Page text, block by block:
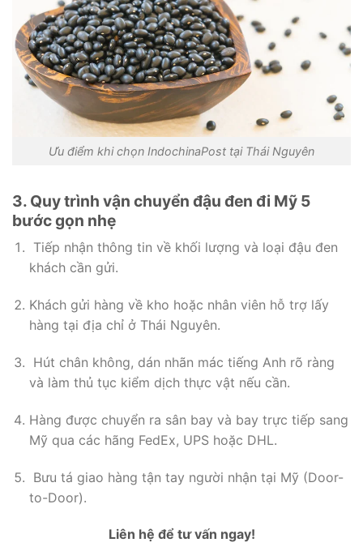
Ưu điểm khi chọn IndochinaPost tại Thái Nguyên
3. Quy trình vận chuyển đậu đen đi Mỹ 5
bước gọn nhẹ
Tiếp nhận thông tin về khối lượng và loại đậu đen
khách cần gửi.
Khách gửi hàng về kho hoặc nhân viên hỗ trợ lấy
hàng tại địa chỉ ở Thái Nguyên.
Hút chân không, dán nhãn mác tiếng Anh rõ ràng
và làm thủ tục kiểm dịch thực vật nếu cần.
Hàng được chuyển ra sân bay và bay trực tiếp sang
Mỹ qua các hãng FedEx, UPS hoặc DHL.
Bưu tá giao hàng tận tay người nhận tại Mỹ (Door-
to-Door).
Liên hệ để tư vấn ngay!